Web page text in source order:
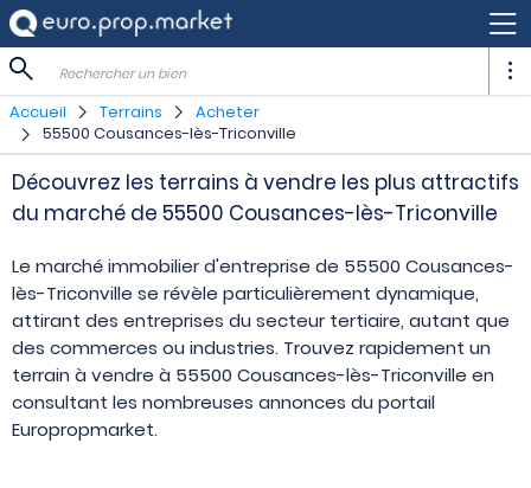
Rechercher un bien
Accueil Terrains
Acheter
55500 Cousances-lès-Triconville
Découvrez les terrains à vendre les plus attractifs
du marché de 55500 Cousances-lès-Triconville
Le marché immobilier d'entreprise de 55500 Cousances-
lès-Triconville se révèle particulièrement dynamique,
attirant des entreprises du secteur tertiaire, autant que
des commerces ou industries. Trouvez rapidement un
terrain à vendre à 55500 Cousances-lès-Triconville en
consultant les nombreuses annonces du portail
Europropmarket.